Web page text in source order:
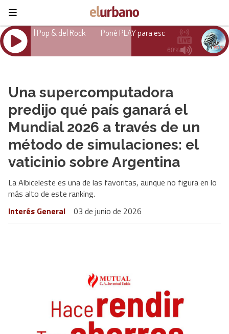
Una supercomputadora
predijo qué país ganará el
Mundial 2026 a través de un
método de simulaciones: el
vaticinio sobre Argentina
La Albiceleste es una de las favoritas, aunque no figura en lo
más alto de este ranking.
Interés General
03 de junio de 2026